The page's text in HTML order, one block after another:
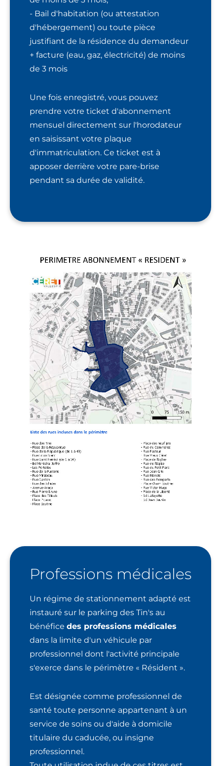
- Bail d'habitation (ou attestation
d'hébergement) ou toute pièce
justifiant de la résidence du demandeur
+ facture (eau, gaz, électricité) de moins
de 3 mois
Une fois enregistré, vous pouvez
prendre votre ticket d'abonnement
mensuel directement sur l'horodateur
en saisissant votre plaque
d'immatriculation. Ce ticket est à
apposer derrière votre pare-brise
pendant sa durée de validité.
Professions médicales
Un régime de stationnement adapté est
instauré sur le parking des Tin's au
bénéfice des professions médicales
dans la limite d'un véhicule par
professionnel dont l'activité principale
s'exerce dans le périmètre « Résident ».
Est désignée comme professionnel de
santé toute personne appartenant à un
service de soins ou d'aide à domicile
titulaire du caducée, ou insigne
professionnel.